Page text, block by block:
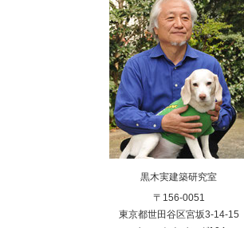
黒木実建築研究室
〒156-0051
東京都世田谷区宮坂3-14-15